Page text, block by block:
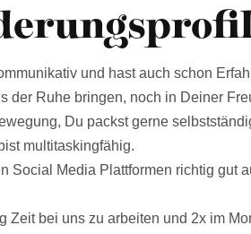
und hast auch schon
der Ruhe bringen, noch in Deiner
Du packst gerne
multitaskingfähig.
Social Media Plattformen richtig
Zeit bei uns zu arbeiten und 2x im